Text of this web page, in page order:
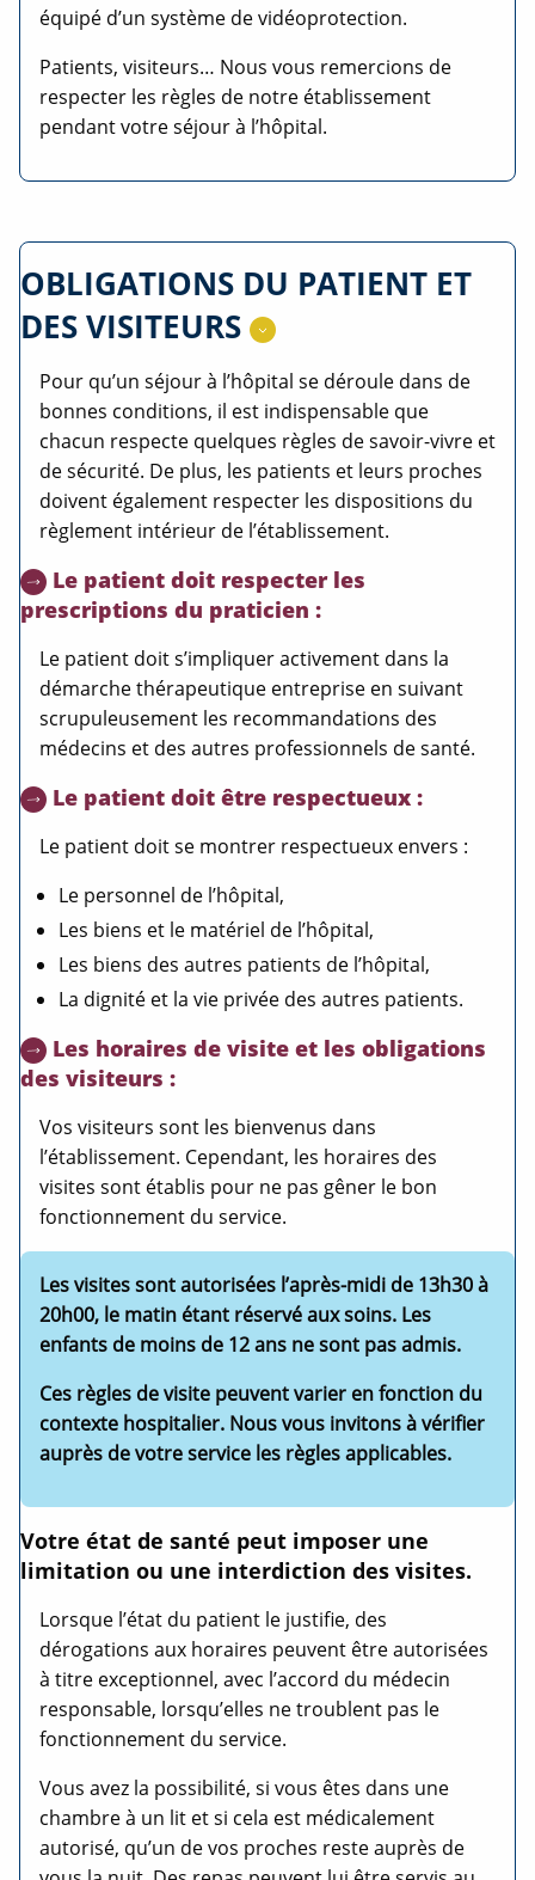
équipé d’un système de vidéoprotection.
Patients, visiteurs… Nous vous remercions de
respecter les règles de notre établissement
pendant votre séjour à l’hôpital.
OBLIGATIONS DU PATIENT ET
DES VISITEURS
Pour qu’un séjour à l’hôpital se déroule dans de
bonnes conditions, il est indispensable que
chacun respecte quelques règles de savoir-vivre et
de sécurité. De plus, les patients et leurs proches
doivent également respecter les dispositions du
règlement intérieur de l’établissement.
Le patient doit respecter les
prescriptions du praticien :
Le patient doit s’impliquer activement dans la
démarche thérapeutique entreprise en suivant
scrupuleusement les recommandations des
médecins et des autres professionnels de santé.
Le patient doit être respectueux :
Le patient doit se montrer respectueux envers :
Le personnel de l’hôpital,
Les biens et le matériel de l’hôpital,
Les biens des autres patients de l’hôpital,
La dignité et la vie privée des autres patients.
Les horaires de visite et les obligations
des visiteurs :
Vos visiteurs sont les bienvenus dans
l’établissement. Cependant, les horaires des
visites sont établis pour ne pas gêner le bon
fonctionnement du service.
Les visites sont autorisées l’après-midi de 13h30 à
20h00, le matin étant réservé aux soins. Les
enfants de moins de 12 ans ne sont pas admis.
Ces règles de visite peuvent varier en fonction du
contexte hospitalier. Nous vous invitons à vérifier
auprès de votre service les règles applicables.
Votre état de santé peut imposer une
limitation ou une interdiction des visites.
Lorsque l’état du patient le justifie, des
dérogations aux horaires peuvent être autorisées
à titre exceptionnel, avec l’accord du médecin
responsable, lorsqu’elles ne troublent pas le
fonctionnement du service.
Vous avez la possibilité, si vous êtes dans une
chambre à un lit et si cela est médicalement
autorisé, qu’un de vos proches reste auprès de